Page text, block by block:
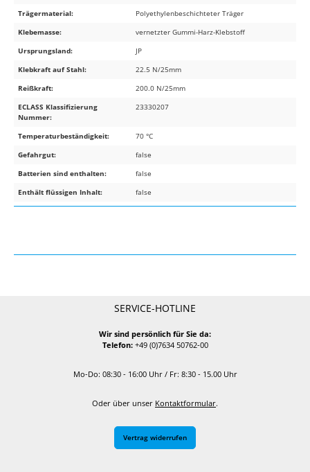
Trägermaterial:
Polyethylenbeschichteter Träger
Klebemasse:
vernetzter Gummi-Harz-Klebstoff
Ursprungsland:
JP
Klebkraft auf Stahl:
22.5 N/25mm
Reißkraft:
200.0 N/25mm
ECLASS Klassifizierung
Nummer:
23330207
Temperaturbeständigkeit:
70 °C
Gefahrgut:
false
Batterien sind enthalten:
false
Enthält flüssigen Inhalt:
false
SERVICE-HOTLINE
Wir sind persönlich für Sie da:
Telefon:+49 (0)7634 50762-00
Mo-Do: 08:30 - 16:00 Uhr / Fr: 8:30 - 15.00 Uhr
Oder über unser Kontaktformular.
Vertrag widerrufen